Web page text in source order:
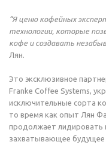
“Я ценю кофейных
технологии, которые
кофе и создавать
Лян.
Это эксклюзивное
Franke Coffee Systems,
исключительные сорта
то время как опыт Лян
продолжает лидировать
захватывающее